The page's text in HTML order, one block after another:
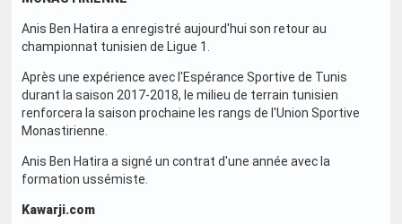
Anis Ben Hatira a enregistré aujourd'hui son retour au
championnat tunisien de Ligue 1.
Après une expérience avec l'Espérance Sportive de Tunis
durant la saison 2017-2018, le milieu de terrain tunisien
renforcera la saison prochaine les rangs de l'Union Sportive
Monastirienne.
Anis Ben Hatira a signé un contrat d'une année avec la
formation ussémiste.
Kawarji.com